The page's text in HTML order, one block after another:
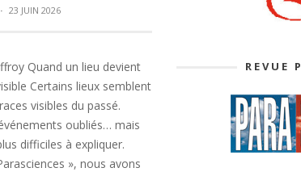
· 23 JUIN 2026
Quand un lieu devient
Certains lieux semblent
visibles du passé.
oubliés… mais
difficiles à expliquer.
», nous avons
REVUE